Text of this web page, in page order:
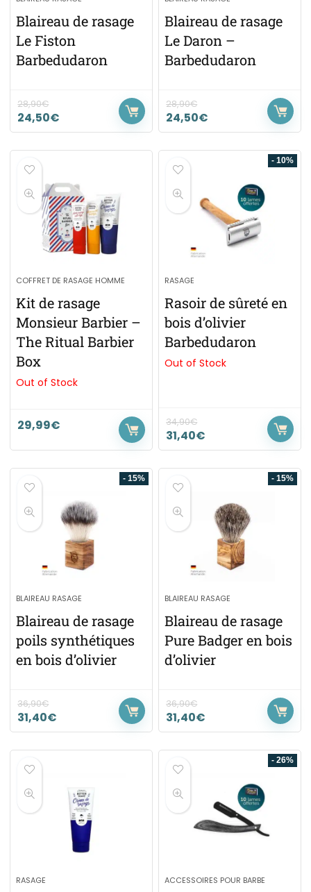
Blaireau de rasage
Le Fiston
Barbedudaron
28,90€
24,50€
Blaireau de rasage
Le Daron –
Barbedudaron
28,90€
24,50€
COFFRET DE RASAGE HOMME
Kit de rasage
Monsieur Barbier –
The Ritual Barbier
Box
Out of Stock
29,99€
- 10%
RASAGE
Rasoir de sûreté en
bois d’olivier
Barbedudaron
Out of Stock
34,90€
31,40€
- 15%
BLAIREAU RASAGE
Blaireau de rasage
poils synthétiques
en bois d’olivier
36,90€
31,40€
- 15%
BLAIREAU RASAGE
Blaireau de rasage
Pure Badger en bois
d’olivier
36,90€
31,40€
RASAGE
- 26%
ACCESSOIRES POUR BARBE